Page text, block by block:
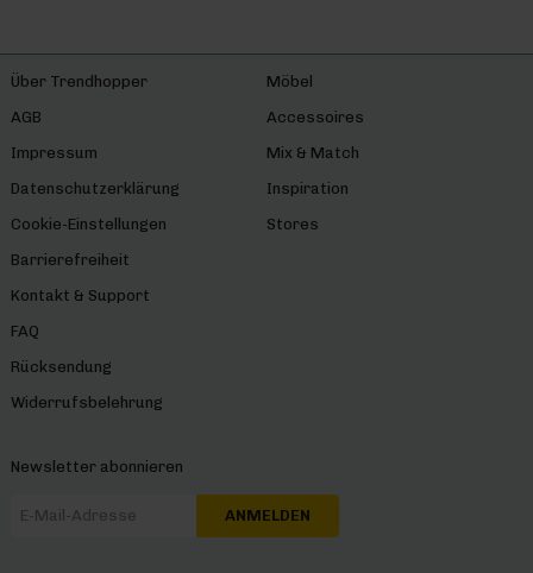
Über Trendhopper
AGB
Impressum
Datenschutzerklärung
Cookie-Einstellungen
Barrierefreiheit
Kontakt & Support
FAQ
Rücksendung
Widerrufsbelehrung
Möbel
Accessoires
Mix & Match
Inspiration
Stores
Newsletter abonnieren
ANMELDEN